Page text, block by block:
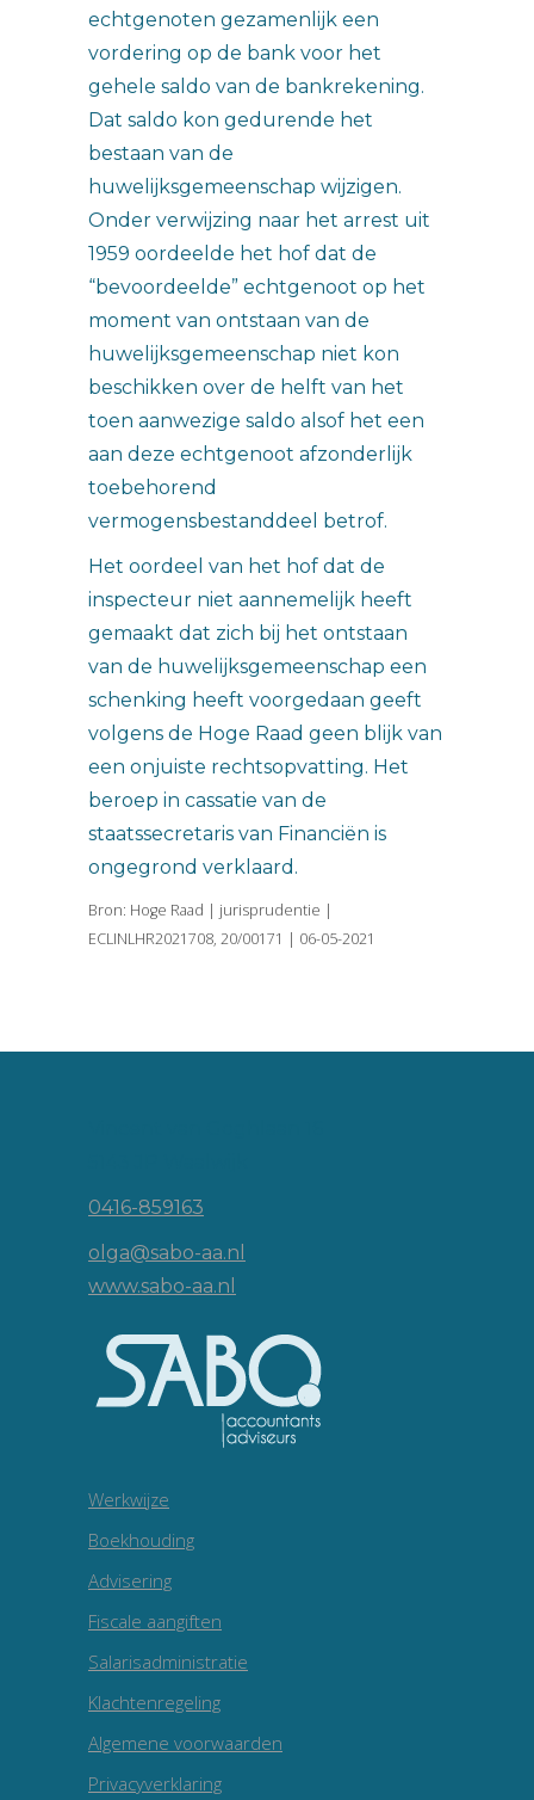
echtgenoten gezamenlijk een
vordering op de bank voor het
gehele saldo van de bankrekening.
Dat saldo kon gedurende het
bestaan van de
huwelijksgemeenschap wijzigen.
Onder verwijzing naar het arrest uit
1959 oordeelde het hof dat de
“bevoordeelde” echtgenoot op het
moment van ontstaan van de
huwelijksgemeenschap niet kon
beschikken over de helft van het
toen aanwezige saldo alsof het een
aan deze echtgenoot afzonderlijk
toebehorend
vermogensbestanddeel betrof.
Het oordeel van het hof dat de
inspecteur niet aannemelijk heeft
gemaakt dat zich bij het ontstaan
van de huwelijksgemeenschap een
schenking heeft voorgedaan geeft
volgens de Hoge Raad geen blijk van
een onjuiste rechtsopvatting. Het
beroep in cassatie van de
staatssecretaris van Financiën is
ongegrond verklaard.
Bron: Hoge Raad | jurisprudentie |
ECLINLHR2021708, 20/00171 | 06-05-2021
0416-859163
olga@sabo-aa.nl
www.sabo-aa.nl
Werkwijze
Boekhouding
Advisering
Fiscale aangiften
Salarisadministratie
Klachtenregeling
Algemene voorwaarden
Privacyverklaring